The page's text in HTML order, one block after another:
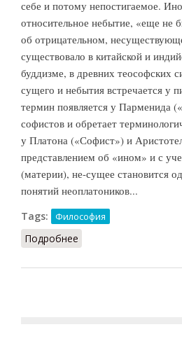
себе и потому непостигаемое.
относительное небытие, «еще не
об отрицательном,
существовало в китайской и
буддизме, в древних теософских
сущего и небытия встречается у
термин появляется у Парменида
софистов и обретает
у Платона («Софист») и
представлением об «ином» и с
(материи), не-сущее становится
понятий неоплатоников...
Tags: Философия
Подробнее